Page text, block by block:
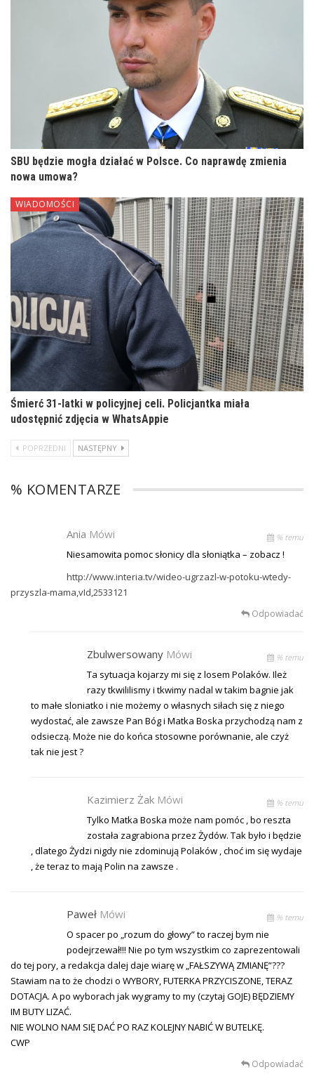
SBU będzie mogła działać w Polsce. Co naprawdę zmienia
nowa umowa?
WIADOMOŚCI
Śmierć 31-latki w policyjnej celi. Policjantka miała
udostępnić zdjęcia w WhatsAppie
POPRZEDNI NASTĘPNY
% KOMENTARZE
Ania Mówi % temu
Niesamowita pomoc słonicy dla słoniątka – zobacz !
http://www.interia.tv/wideo-ugrzazl-w-potoku-wtedy-
przyszla-mama,vId,2533121
Odpowiadać
Zbulwersowany Mówi % temu
Ta sytuacja kojarzy mi się z losem Polaków. Ileż
razy tkwililismy i tkwimy nadal w takim bagnie jak
to małe sloniatko i nie możemy o własnych siłach się z niego
wydostać, ale zawsze Pan Bóg i Matka Boska przychodzą nam z
odsieczą. Może nie do końca stosowne porównanie, ale czyż
tak nie jest ?
Kazimierz Żak Mówi % temu
Tylko Matka Boska może nam pomóc , bo reszta
została zagrabiona przez Żydów. Tak było i będzie
, dlatego Żydzi nigdy nie zdominują Polaków , choć im się wydaje
, że teraz to mają Polin na zawsze .
Paweł Mówi % temu
O spacer po „rozum do głowy” to raczej bym nie
podejrzewał!!! Nie po tym wszystkim co zaprezentowali
do tej pory, a redakcja dalej daje wiarę w „FAŁSZYWĄ ZMIANĘ”???
Stawiam na to że chodzi o WYBORY, FUTERKA PRZYCISZONE, TERAZ
DOTACJA. A po wyborach jak wygramy to my (czytaj GOJE) BĘDZIEMY
IM BUTY LIZAĆ.
NIE WOLNO NAM SIĘ DAĆ PO RAZ KOLEJNY NABIĆ W BUTELKĘ.
CWP
Odpowiadać